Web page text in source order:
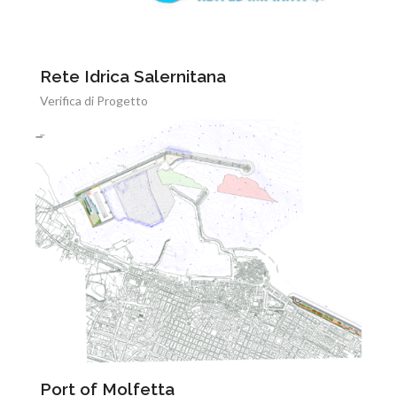
Rete Idrica Salernitana
Verifica di Progetto
Port of Molfetta